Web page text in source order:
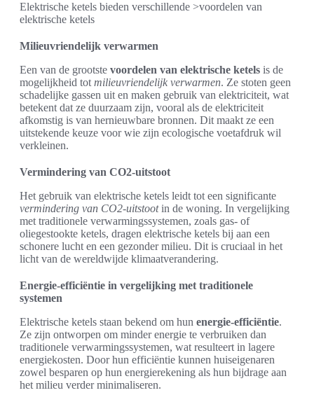
Elektrische ketels bieden verschillende >voordelen van
elektrische ketels
Milieuvriendelijk verwarmen
Een van de grootste voordelen van elektrische ketels is de
mogelijkheid tot milieuvriendelijk verwarmen. Ze stoten geen
schadelijke gassen uit en maken gebruik van elektriciteit, wat
betekent dat ze duurzaam zijn, vooral als de elektriciteit
afkomstig is van hernieuwbare bronnen. Dit maakt ze een
uitstekende keuze voor wie zijn ecologische voetafdruk wil
verkleinen.
Vermindering van CO2-uitstoot
Het gebruik van elektrische ketels leidt tot een significante
vermindering van CO2-uitstootin de woning. In vergelijking
met traditionele verwarmingssystemen, zoals gas- of
oliegestookte ketels, dragen elektrische ketels bij aan een
schonere lucht en een gezonder milieu. Dit is cruciaal in het
licht van de wereldwijde klimaatverandering.
Energie-efficiëntie in vergelijking met traditionele
systemen
Elektrische ketels staan bekend om hun energie-efficiëntie.
Ze zijn ontworpen om minder energie te verbruiken dan
traditionele verwarmingssystemen, wat resulteert in lagere
energiekosten. Door hun efficiëntie kunnen huiseigenaren
zowel besparen op hun energierekening als hun bijdrage aan
het milieu verder minimaliseren.